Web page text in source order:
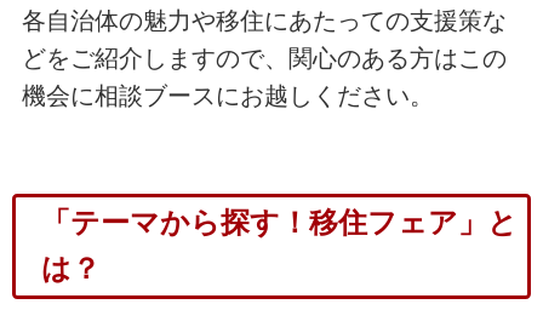
各自治体の魅力や移住にあたっての支援策な
どをご紹介しますので、関心のある方はこの
機会に相談ブースにお越しください。
「テーマから探す！移住フェア」
と
は？